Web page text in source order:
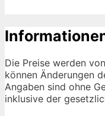
Die Preise werden
können Änderungen
Angaben sind ohne
inklusive der